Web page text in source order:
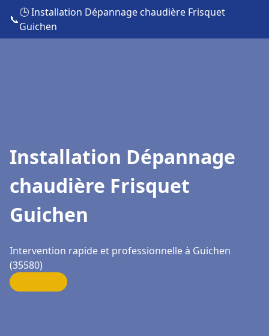
📞
🕒 Installation Dépannage chaudière Frisquet
Guichen
Installation Dépannage
chaudière Frisquet
Guichen
Intervention rapide et professionnelle à Guichen
(35580)